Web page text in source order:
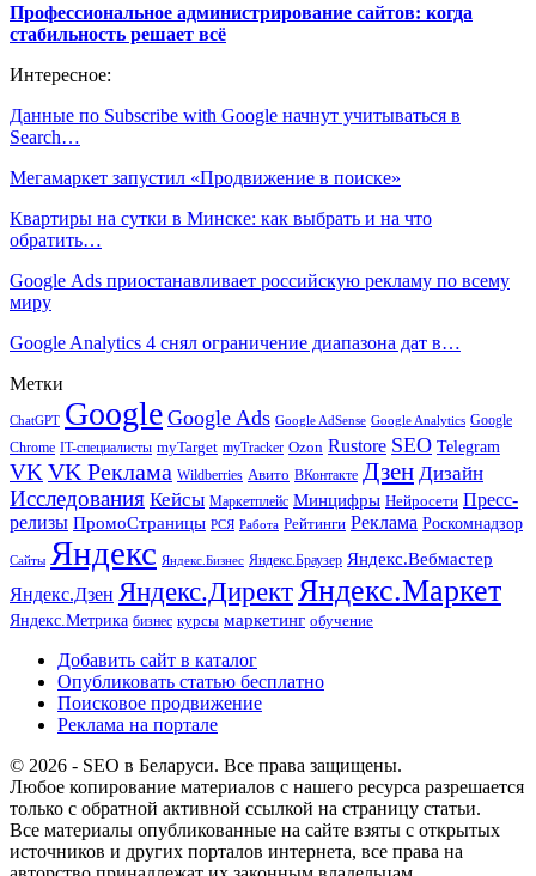
Профессиональное администрирование сайтов: когда
стабильность решает всё
Интересное:
Данные по Subscribe with Google начнут учитываться в
Search…
Мегамаркет запустил «Продвижение в поиске»
Квартиры на сутки в Минске: как выбрать и на что
обратить…
Google Ads приостанавливает российскую рекламу по всему
миру
Google Analytics 4 снял ограничение диапазона дат в…
Метки
ChatGPT Google Google Ads Google AdSense Google Analytics Google
Chrome IT-специалисты myTarget myTracker Ozon Rustore SEO Telegram
VK VK Реклама Wildberries Авито ВКонтакте Дзен Дизайн
Исследования Кейсы Маркетплейс Минцифры Нейросети Пресс-
релизы ПромоСтраницы РСЯ Работа Рейтинги Реклама Роскомнадзор
Сайты Яндекс Яндекс.Бизнес Яндекс.Браузер Яндекс.Вебмастер
Яндекс.Дзен Яндекс.ДиректЯндекс.Маркет
Яндекс.Метрика бизнес курсы маркетинг обучение
Добавить сайт в каталог
Опубликовать статью бесплатно
Поисковое продвижение
Реклама на портале
© 2026 - SEO в Беларуси. Все права защищены.
Любое копирование материалов с нашего ресурса разрешается
только с обратной активной ссылкой на страницу статьи.
Все материалы опубликованные на сайте взяты с открытых
источников и других порталов интернета, все права на